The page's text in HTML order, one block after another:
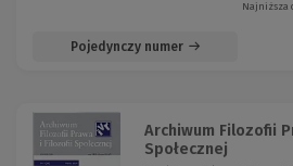
Najniższa
Pojedynczy numer
Archiwum Filozofii
Społecznej